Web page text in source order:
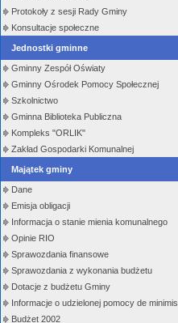
Protokoły z sesji Rady Gminy
Konsultacje społeczne
Jednostki gminne
Gminny Zespół Oświaty
Gminny Ośrodek Pomocy Społecznej
Szkolnictwo
Gminna Biblioteka Publiczna
Kompleks "ORLIK"
Zakład Gospodarki Komunalnej
Majątek gminy
Dane
Emisja obligacji
Informacja o stanie mienia komunalnego
Opinie RIO
Sprawozdania finansowe
Sprawozdania z wykonania budżetu
Dotacje z budżetu Gminy
Informacje o udzielonej pomocy de minimis
Budżet 2002